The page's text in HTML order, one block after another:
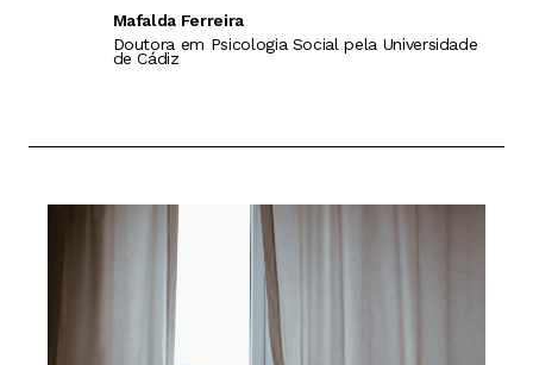
Mafalda Ferreira
Doutora em Psicologia Social pela Universidade
de Cádiz